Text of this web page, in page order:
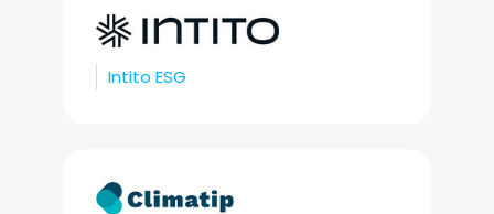
Intito ESG